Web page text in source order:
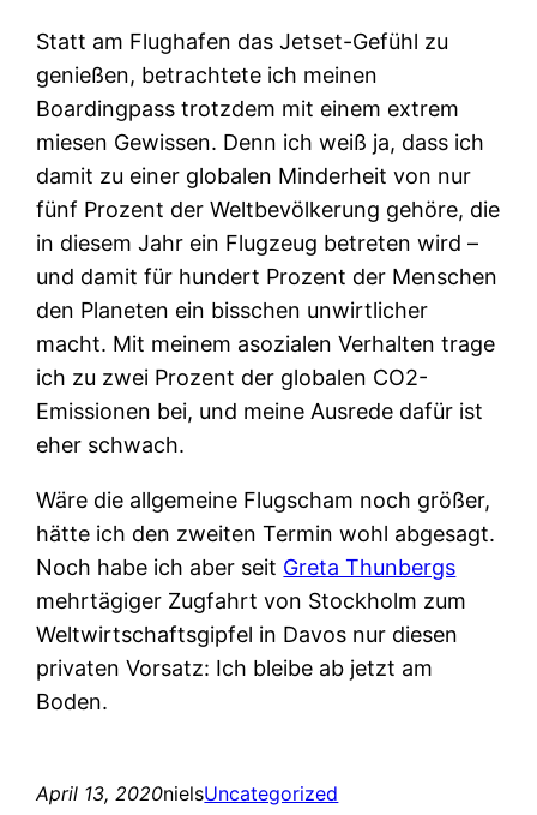
Statt am Flughafen das Jetset-Gefühl zu
genießen, betrachtete ich meinen
Boardingpass trotzdem mit einem extrem
miesen Gewissen. Denn ich weiß ja, dass ich
damit zu einer globalen Minderheit von nur
fünf Prozent der Weltbevölkerung gehöre, die
in diesem Jahr ein Flugzeug betreten wird –
und damit für hundert Prozent der Menschen
den Planeten ein bisschen unwirtlicher
macht. Mit meinem asozialen Verhalten trage
ich zu zwei Prozent der globalen CO2-
Emissionen bei, und meine Ausrede dafür ist
eher schwach.
Wäre die allgemeine Flugscham noch größer,
hätte ich den zweiten Termin wohl abgesagt.
Noch habe ich aber seit Greta Thunbergs
mehrtägiger Zugfahrt von Stockholm zum
Weltwirtschaftsgipfel in Davos nur diesen
privaten Vorsatz: Ich bleibe ab jetzt am
Boden.
April 13, 2020nielsUncategorized